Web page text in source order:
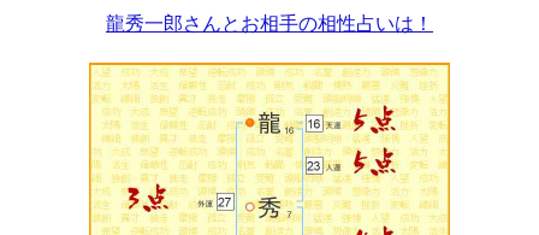
龍秀一郎さんとお相手の相性占いは！